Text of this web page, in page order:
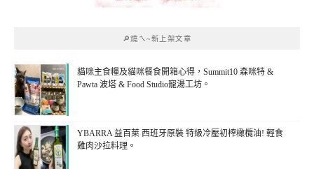
🔎燒ㄟ~新上架文章
貓咪主食糧及貓咪餐食開箱心得，Summit10 森咪特 &
Pawta 波塔 & Food Studio寵湯工坊。
YBARRA 益百萊 西班牙原裝 特級冷壓初榨橄欖油! 輕食
雞肉沙拉料理。